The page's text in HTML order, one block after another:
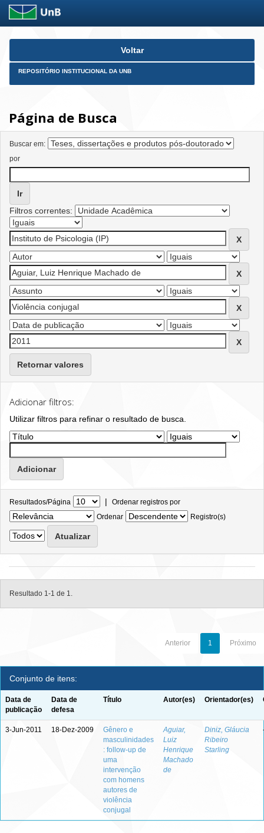
Skip
Voltar
REPOSITÓRIO INSTITUCIONAL DA UNB
Página de Busca
Buscar em:
por
Filtros correntes:
Retornar valores
Adicionar filtros:
Utilizar filtros para refinar o resultado de busca.
Resultados/Página | Ordenar registros por
Ordenar
Registro(s)
Resultado 1-1 de 1.
Anterior 1 Próximo
Conjunto de itens:
Data de
publicação
Data de
defesa
Título Autor(es) Orientador(es)
3-Jun-2011 18-Dez-2009
Gênero e
masculinidades
: follow-up de
uma
intervenção
com homens
autores de
violência
conjugal
Aguiar,
Luiz
Henrique
Machado
de
Diniz, Gláucia
Ribeiro
Starling